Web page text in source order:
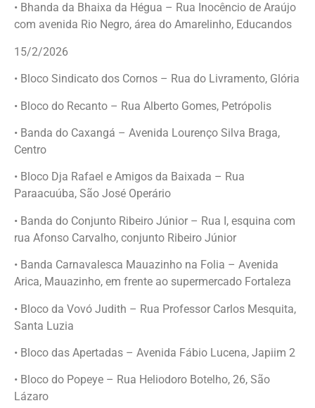
• Bhanda da Bhaixa da Hégua – Rua Inocêncio de Araújo
com avenida Rio Negro, área do Amarelinho, Educandos
15/2/2026
• Bloco Sindicato dos Cornos – Rua do Livramento, Glória
• Bloco do Recanto – Rua Alberto Gomes, Petrópolis
• Banda do Caxangá – Avenida Lourenço Silva Braga,
Centro
• Bloco Dja Rafael e Amigos da Baixada – Rua
Paraacuúba, São José Operário
• Banda do Conjunto Ribeiro Júnior – Rua I, esquina com
rua Afonso Carvalho, conjunto Ribeiro Júnior
• Banda Carnavalesca Mauazinho na Folia – Avenida
Arica, Mauazinho, em frente ao supermercado Fortaleza
• Bloco da Vovó Judith – Rua Professor Carlos Mesquita,
Santa Luzia
• Bloco das Apertadas – Avenida Fábio Lucena, Japiim 2
• Bloco do Popeye – Rua Heliodoro Botelho, 26, São
Lázaro